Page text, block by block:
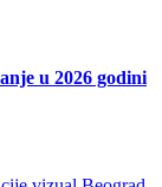
u 2026 godini